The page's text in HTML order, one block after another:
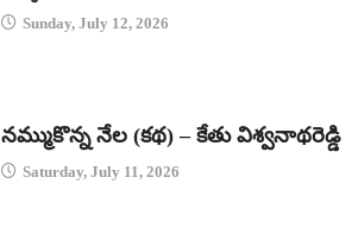
Sunday, July 12, 2026
నమ్ముకొన్న నేల (కథ) – కేతు విశ్వనాథరెడ్డి
Saturday, July 11, 2026